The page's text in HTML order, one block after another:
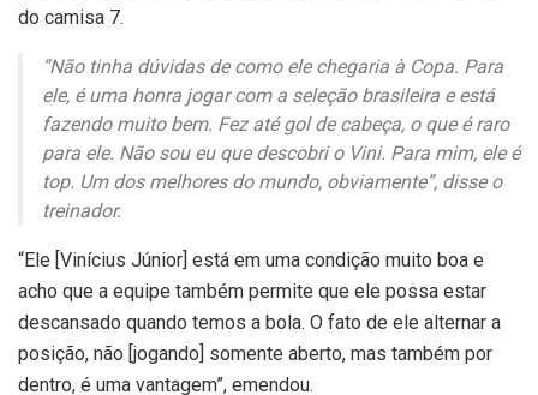
do camisa 7.
“Não tinha dúvidas de como ele chegaria à Copa. Para
ele, é uma honra jogar com a seleção brasileira e está
fazendo muito bem. Fez até gol de cabeça, o que é raro
para ele. Não sou eu que descobri o Vini. Para mim, ele é
top. Um dos melhores do mundo, obviamente”, disse o
treinador.
“Ele [Vinícius Júnior] está em uma condição muito boa e
acho que a equipe também permite que ele possa estar
descansado quando temos a bola. O fato de ele alternar a
posição, não [jogando] somente aberto, mas também por
dentro, é uma vantagem”, emendou.